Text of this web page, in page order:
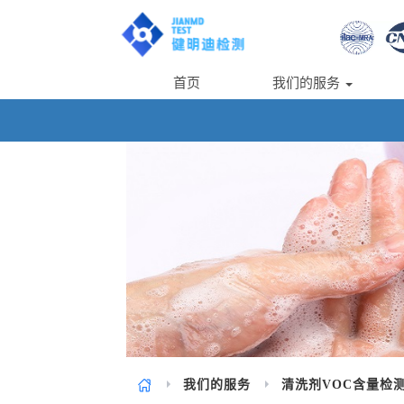
首页 我们的服务
我们的服务 清洗剂VOC含量检